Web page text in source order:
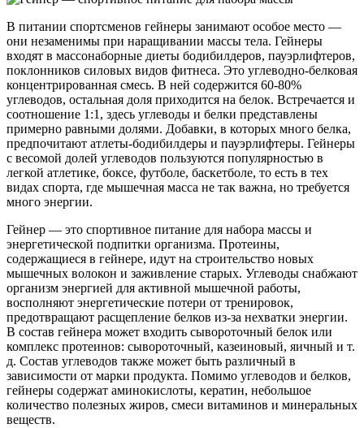
В питании спортсменов гейнеры занимают особое место —
они незаменимы при наращивании массы тела. Гейнеры
входят в массонаборные диеты бодибилдеров, пауэрлифтеров,
поклонников силовых видов фитнеса. Это углеводно-белковая
концентрированная смесь. В ней содержится 60-80%
углеводов, остальная доля приходится на белок. Встречается и
соотношение 1:1, здесь углеводы и белки представлены
примерно равными долями. Добавки, в которых много белка,
предпочитают атлеты-бодибилдеры и пауэрлифтеры. Гейнеры
с весомой долей углеводов пользуются популярностью в
легкой атлетике, боксе, футболе, баскетболе, то есть в тех
видах спорта, где мышечная масса не так важна, но требуется
много энергии.
Гейнер — это спортивное питание для набора массы и
энергетической подпитки организма. Протеины,
содержащиеся в гейнере, идут на строительство новых
мышечных волокон и заживление старых. Углеводы снабжают
организм энергией для активной мышечной работы,
восполняют энергетические потери от тренировок,
предотвращают расщепление белков из-за нехватки энергии.
В состав гейнера может входить сывороточный белок или
комплекс протеинов: сывороточный, казеиновый, яичный и т.
д. Состав углеводов также может быть различный в
зависимости от марки продукта. Помимо углеводов и белков,
гейнеры содержат аминокислоты, кератин, небольшое
количество полезных жиров, смеси витаминов и минеральных
веществ.